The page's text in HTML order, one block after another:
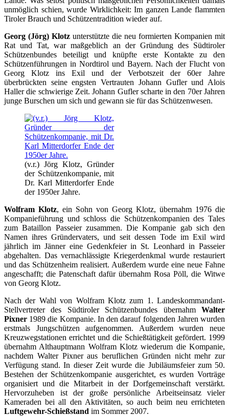
unmöglich schien, wurde Wirklichkeit: Im ganzen Lande flammten
Tiroler Brauch und Schützentradition wieder auf.
Georg (Jörg) Klotz unterstützte die neu formierten Kompanien mit
Rat und Tat, war maßgeblich an der Gründung des Südtiroler
Schützenbundes beteiligt und knüpfte erste Kontakte zu den
Schützenführungen in Nordtirol und Bayern. Nach der Flucht von
Georg Klotz ins Exil und der Verbotszeit der 60er Jahre
überbrückten seine engsten Vertrauten Johann Gufler und Alois
Haller die schwierige Zeit. Johann Gufler scharte in den 70er Jahren
junge Burschen um sich und gewann sie für das Schützenwesen.
(v.r.) Jörg Klotz, Gründer
der Schützenkompanie, mit
Dr. Karl Mitterdorfer Ende
der 1950er Jahre.
Wolfram Klotz, ein Sohn von Georg Klotz, übernahm 1976 die
Kompanieführung und schloss die Schützenkompanien des Tales
zum Bataillon Passeier zusammen. Die Kompanie gab sich den
Namen ihres Gründervaters, und seit dessen Tode im Exil wird
jährlich im Jänner eine Gedenkfeier in St. Leonhard in Passeier
abgehalten. Das vernachlässigte Kriegerdenkmal wurde restauriert
und das Schützenheim realisiert. Außerdem wurde eine neue Fahne
angeschafft; die Patenschaft dafür übernahm Rosa Pöll, die Witwe
von Georg Klotz.
Nach der Wahl von Wolfram Klotz zum 1. Landeskommandant-
Stellvertreter des Südtiroler Schützenbundes übernahm Walter
Pixner 1989 die Kompanie. In den darauf folgenden Jahren wurden
erstmals Jungschützen aufgenommen. Außerdem wurden neue
Kreuzwegstationen errichtet und die Schießtätigkeit gefördert. 1999
übernahm Althauptmann Wolfram Klotz wiederum die Kompanie,
nachdem Walter Pixner aus beruflichen Gründen nicht mehr zur
Verfügung stand. In dieser Zeit wurde die Jubiläumsfeier zum 50.
Bestehen der Schützenkompanie ausgerichtet, es wurden Vorträge
organisiert und die Mitarbeit in der Dorfgemeinschaft verstärkt.
Hervorzuheben ist der große persönliche Arbeitseinsatz vieler
Kameraden bei all den Aktivitäten, so auch beim neu errichteten
Luftgewehr-Schießstand im Sommer 2007.